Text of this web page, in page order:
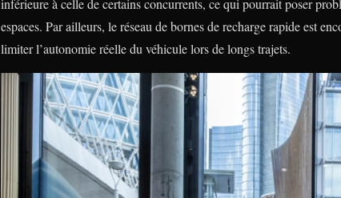
espaces. Par ailleurs, le réseau de bornes de recharge rapide est
limiter l’autonomie réelle du véhicule lors de longs trajets.